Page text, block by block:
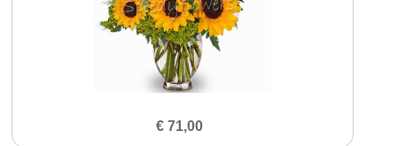
€ 71,00